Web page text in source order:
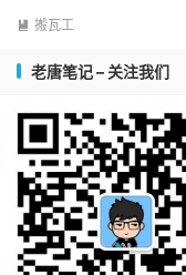
 搬瓦工
老唐笔记 – 关注我们